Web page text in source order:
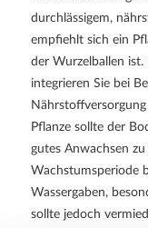
durchlässigem,
empfiehlt sich ein
der Wurzelballen
integrieren Sie bei
Pflanze sollte der
gutes Anwachsen
Wachstumsperiode
Wassergaben,
sollte jedoch